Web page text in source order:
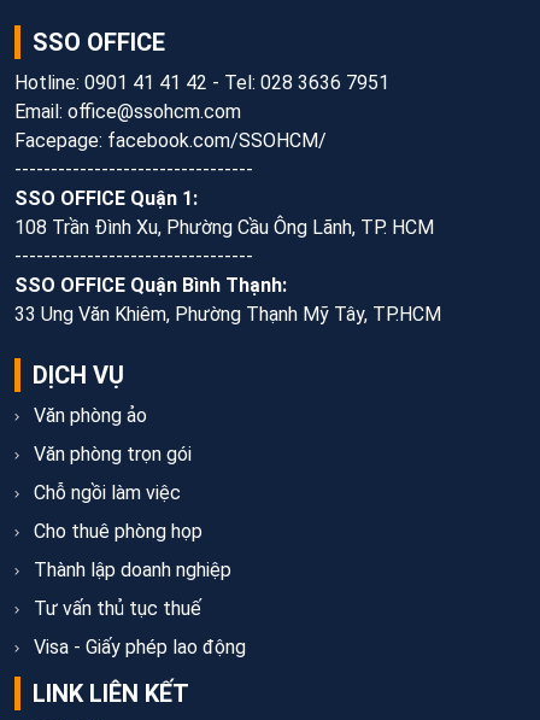
SSO OFFICE
Hotline: 0901 41 41 42 - Tel: 028 3636 7951
Email: office@ssohcm.com
Facepage: facebook.com/SSOHCM/
---------------------------------
SSO OFFICE Quận 1:
108 Trần Đình Xu, Phường Cầu Ông Lãnh, TP. HCM
---------------------------------
SSO OFFICE Quận Bình Thạnh:
33 Ung Văn Khiêm, Phường Thạnh Mỹ Tây, TP.HCM
DỊCH VỤ
Văn phòng ảo
Văn phòng trọn gói
Chỗ ngồi làm việc
Cho thuê phòng họp
Thành lập doanh nghiệp
Tư vấn thủ tục thuế
Visa - Giấy phép lao động
LINK LIÊN KẾT